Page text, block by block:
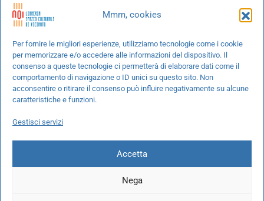
Mmm, cookies
Per fornire le migliori esperienze, utilizziamo tecnologie come i cookie
per memorizzare e/o accedere alle informazioni del dispositivo. Il
consenso a queste tecnologie ci permetterà di elaborare dati come il
comportamento di navigazione o ID unici su questo sito. Non
acconsentire o ritirare il consenso può influire negativamente su alcune
caratteristiche e funzioni.
Gestisci servizi
Accetta
Nega
Chi siamo
Progetti speciali
Richiedi un libro
Spedizioni
Cookie Policy